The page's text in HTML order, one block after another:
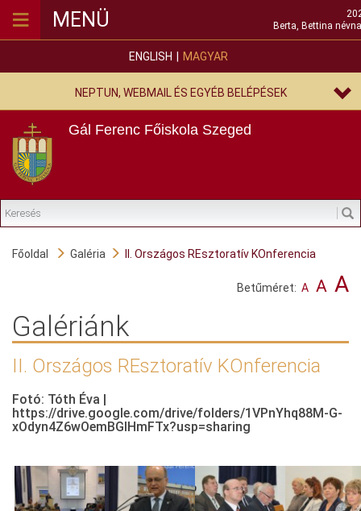
ENGLISH MAGYAR
NEPTUN, WEBMAIL ÉS EGYÉB BELÉPÉSEK
Gál Ferenc Főiskola Szeged
≡ MENÜ
Berta, Bettina
Főoldal Galéria II. Országos REsztoratív KOnferencia
Betűméret: A A A
Galériánk
II. Országos REsztoratív KOnferencia
Fotó: Tóth Éva |
https://drive.google.com/drive/folders/1VPnYhq88M-G-
xOdyn4Z6wOemBGlHmFTx?usp=sharing